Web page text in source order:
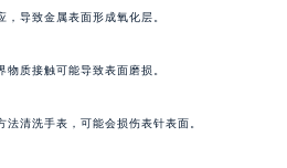
导致金属表面形成氧化层。
质接触可能导致表面磨损。
清洗手表，可能会损伤表针表面。